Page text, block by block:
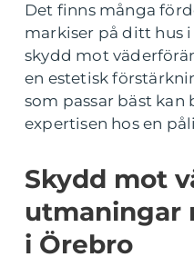
Det finns många
markiser på ditt hus
skydd mot
en estetisk
som passar bäst kan
expertisen hos en
Skydd mot
utmaningar
i Örebro